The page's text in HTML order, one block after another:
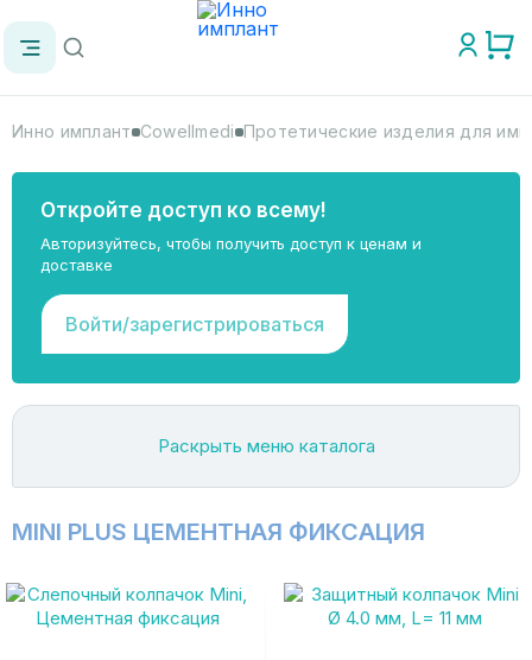
Инно имплант Cowellmedi Протетические изделия для
Откройте доступ ко всему!
Авторизуйтесь, чтобы получить доступ к ценам и
доставке
Войти/зарегистрироваться
Раскрыть меню каталога
MINI PLUS ЦЕМЕНТНАЯ ФИКСАЦИЯ